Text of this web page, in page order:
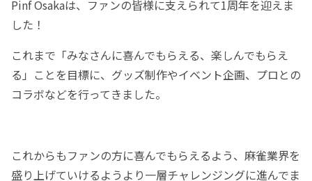
Pinf Osakaは、ファンの皆様に支えられて1周年を迎えま
した！
これまで「みなさんに喜んでもらえる、楽しんでもらえ
る」ことを目標に、グッズ制作やイベント企画、プロとの
コラボなどを行ってきました。
これからもファンの方に喜んでもらえるよう、麻雀業界を
盛り上げていけるようより一層チャレンジングに進んでま